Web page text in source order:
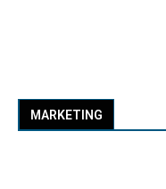
MARKETING